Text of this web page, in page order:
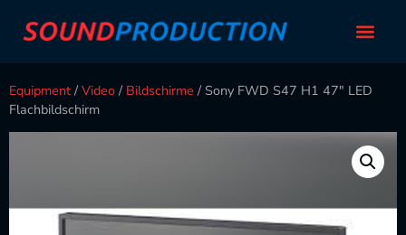
Equipment /Video / Bildschirme / Sony FWD S47 H1 47″ LED
Flachbildschirm